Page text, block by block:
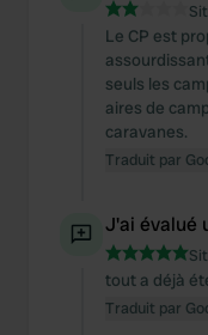
Le CP est
seuls les
aires de
caravanes.
Traduit par
J'ai évalué
tout a déjà été
Traduit par